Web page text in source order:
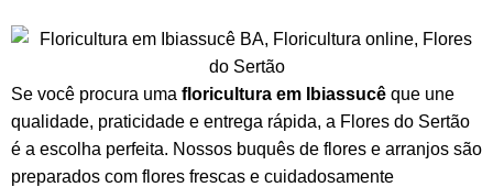
Se você procura uma floricultura em Ibiassucê que une
qualidade, praticidade e entrega rápida, a Flores do Sertão
é a escolha perfeita. Nossos buquês de flores e arranjos são
preparados com flores frescas e cuidadosamente